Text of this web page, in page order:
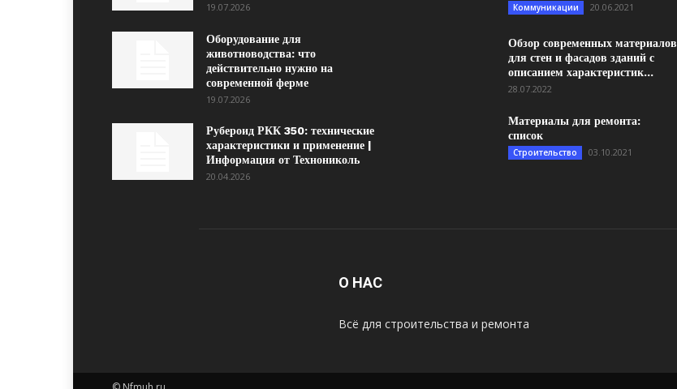
19.07.2026
Оборудование для
животноводства: что
действительно нужно на
современной ферме
19.07.2026
Рубероид РКК 350: технические
характеристики и применение |
Информация от Технониколь
20.04.2026
Коммуникации 20.06.2021
Обзор современных материалов
для стен и фасадов зданий с
описанием характеристик...
28.07.2022
Материалы для ремонта:
список
Строительство 03.10.2021
О НАС
Всё для строительства и ремонта